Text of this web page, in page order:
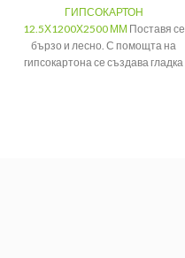
ГИПСОКАРТОН
12.5Х1200Х2500 ММ Поставя се
бързо и лесно. С помощта на
гипсокартона се създава гладка